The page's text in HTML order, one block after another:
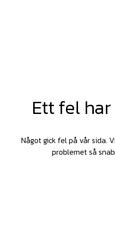
Ett fel
Något gick fel på vår sida.
problemet så